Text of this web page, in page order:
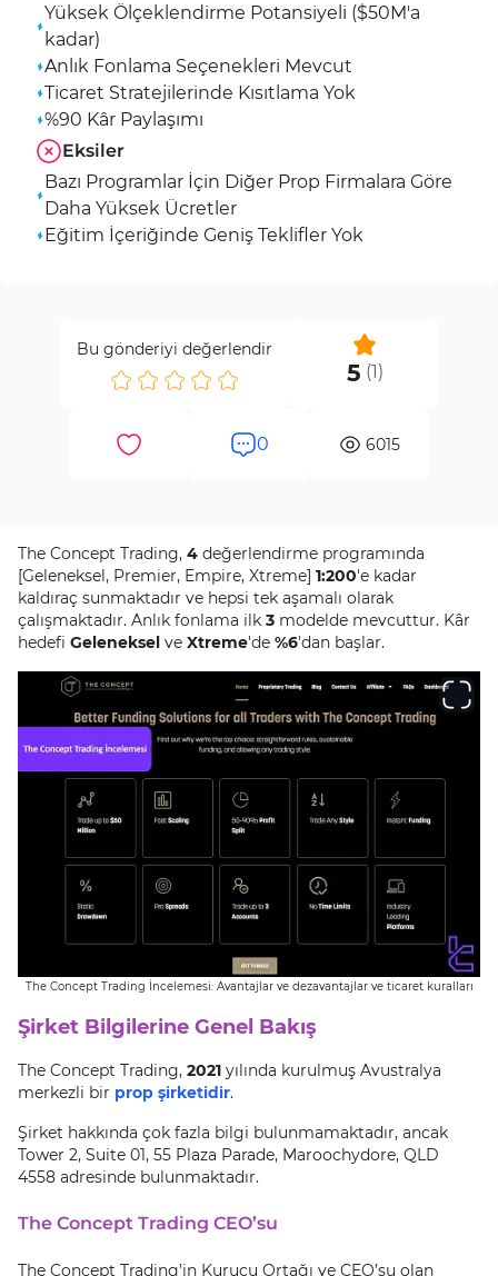
Yüksek Ölçeklendirme Potansiyeli ($50M'a
kadar)
Anlık Fonlama Seçenekleri Mevcut
Ticaret Stratejilerinde Kısıtlama Yok
%90 Kâr Paylaşımı
Eksiler
Bazı Programlar İçin Diğer Prop Firmalara Göre
Daha Yüksek Ücretler
Eğitim İçeriğinde Geniş Teklifler Yok
5 (1 )
Bu gönderiyi değerlendir
0 6015
The Concept Trading, 4 değerlendirme programında
[Geleneksel, Premier, Empire, Xtreme] 1:200'e kadar
kaldıraç sunmaktadır ve hepsi tek aşamalı olarak
çalışmaktadır. Anlık fonlama ilk 3 modelde mevcuttur. Kâr
hedefi Geleneksel ve Xtreme'de %6'dan başlar.
The Concept Trading İncelemesi: Avantajlar ve dezavantajlar ve ticaret kuralları
Şirket Bilgilerine Genel Bakış
The Concept Trading, 2021 yılında kurulmuş Avustralya
merkezli bir prop şirketidir.
Şirket hakkında çok fazla bilgi bulunmamaktadır, ancak
Tower 2, Suite 01, 55 Plaza Parade, Maroochydore, QLD
4558 adresinde bulunmaktadır.
The Concept Trading CEO’su
The Concept Trading’in Kurucu Ortağı ve CEO’su olan